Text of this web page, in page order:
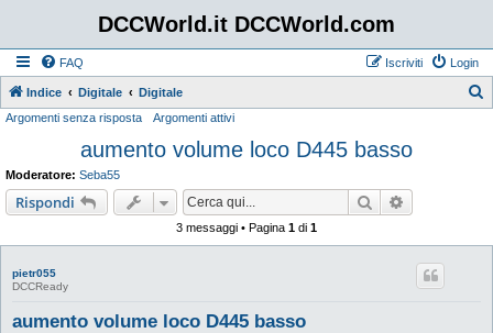
DCCWorld.it DCCWorld.com
FAQ Login
Iscriviti
Indice Digitale Digitale
Argomenti senza risposta Argomenti attivi
aumento volume loco D445 basso
Moderatore: Seba55
Rispondi Cerca
3 messaggi • Pagina 1 di 1
pietr055
DCCReady
aumento volume loco D445 basso